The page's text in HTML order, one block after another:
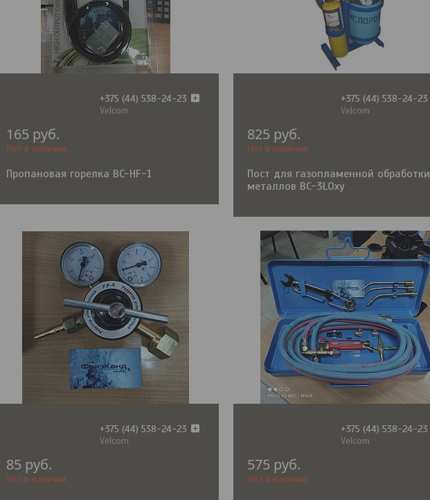
+375 (44) 538-24-23
Velcom
165 руб.
Нет в наличии
Пропановая горелка BC-HF-1
+375 (44) 538-24-23
Velcom
825 руб.
Нет в наличии
Пост для газопламенной обработки
металлов BC-3LOxy
+375 (44) 538-24-23
Velcom
85 руб.
Нет в наличии
+375 (44) 538-24-23
Velcom
575 руб.
Нет в наличии